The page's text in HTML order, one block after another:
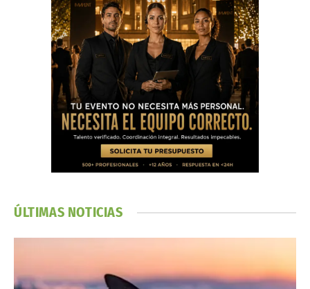
ÚLTIMAS NOTICIAS